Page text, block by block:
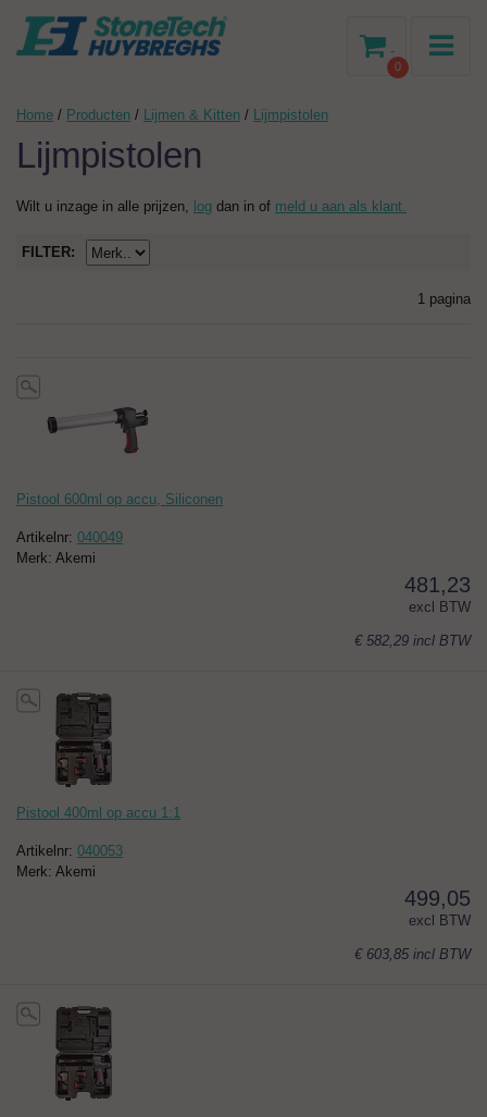
0
-
Home / Producten / Lijmen & Kitten / Lijmpistolen
Lijmpistolen
Wilt u inzage in alle prijzen, log dan in of meld u aan als klant.
FILTER:
1 pagina
Pistool 600ml op accu, Siliconen
Artikelnr: 040049
Merk: Akemi
481,23
excl BTW
€ 582,29 incl BTW
Pistool 400ml op accu 1:1
Artikelnr: 040053
Merk: Akemi
499,05
excl BTW
€ 603,85 incl BTW